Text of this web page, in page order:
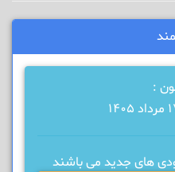
:
های جدید می باشند